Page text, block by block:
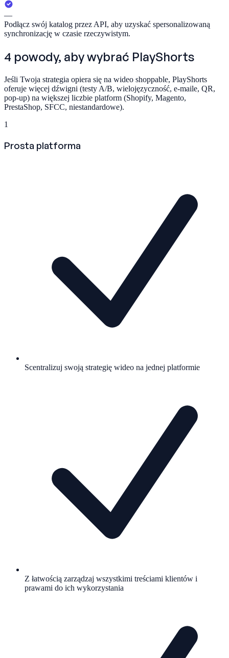
—
Podłącz swój katalog przez API, aby uzyskać spersonalizowaną
synchronizację w czasie rzeczywistym.
4 powody, aby wybrać PlayShorts
Jeśli Twoja strategia opiera się na wideo shoppable, PlayShorts
oferuje więcej dźwigni (testy A/B, wielojęzyczność, e-maile, QR,
pop-up) na większej liczbie platform (Shopify, Magento,
PrestaShop, SFCC, niestandardowe).
1
Prosta platforma
Scentralizuj swoją strategię wideo na jednej platformie
Z łatwością zarządzaj wszystkimi treściami klientów i
prawami do ich wykorzystania